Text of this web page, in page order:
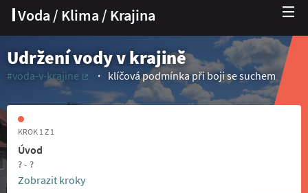
Voda / Klima / Krajina
Udržení vody v krajině
#voda-v-krajine
(Externí odkaz)
klíčová podmínka při boji se suchem
KROK 1 Z 1
Úvod
? - ?
Zobrazit kroky